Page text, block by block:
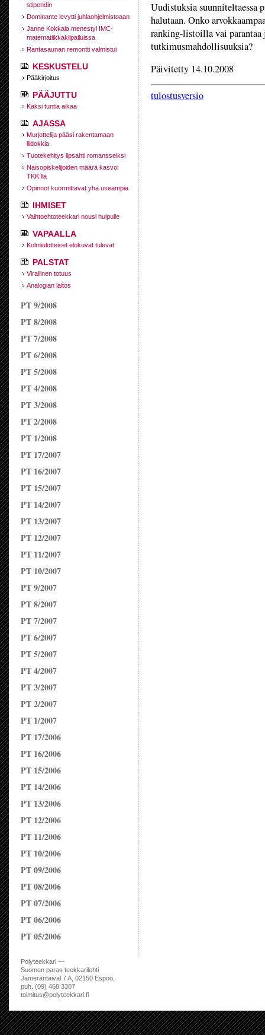
stipendin
Dominante levytti juhlaohjelmistoaan
Janne Kokkala menestyi IMC-
matematiikkakilpailuissa
Rantasaunan remontti valmistui
KESKUSTELU
Pääkirjoitus
PÄÄJUTTU
Kaksi tuntia aikaa
AJASSA
Murjottelija pääsi rakentamaan
liidokkia
Tuotekehitys lipsahti romansseiksi
Naisopiskelijoiden määrä kasvoi
TKK:lla
Opinnot kuormittavat yhä useampia
IHMISET
Vaihtoehtoteekkari nousi huipulle
VAPAALLA
Kolmiulotteiset elokuvat tulevat
PALSTAT
Virallinen totuus
Analogian laitos
PT 9/2008
PT 8/2008
PT 7/2008
PT 6/2008
PT 5/2008
PT 4/2008
PT 3/2008
PT 2/2008
PT 1/2008
PT 17/2007
PT 16/2007
PT 15/2007
PT 14/2007
PT 13/2007
PT 12/2007
PT 11/2007
PT 10/2007
PT 9/2007
PT 8/2007
PT 7/2007
PT 6/2007
PT 5/2007
PT 4/2007
PT 3/2007
PT 2/2007
PT 1/2007
PT 17/2006
PT 16/2006
PT 15/2006
PT 14/2006
PT 13/2006
PT 12/2006
PT 11/2006
PT 10/2006
PT 09/2006
PT 08/2006
PT 07/2006
PT 06/2006
PT 05/2006
Uudistuksia suunniteltaessa
halutaan. Onko
ranking-listoilla vai
tutkimusmahdollisuuksia?
Päivitetty 14.10.2008
tulostusversio
Polyteekkari —
Suomen paras teekkarilehti
Jämeräntaival 7 A, 02150 Espoo,
puh. (09) 468 3307
toimitus@polyteekkari.fi